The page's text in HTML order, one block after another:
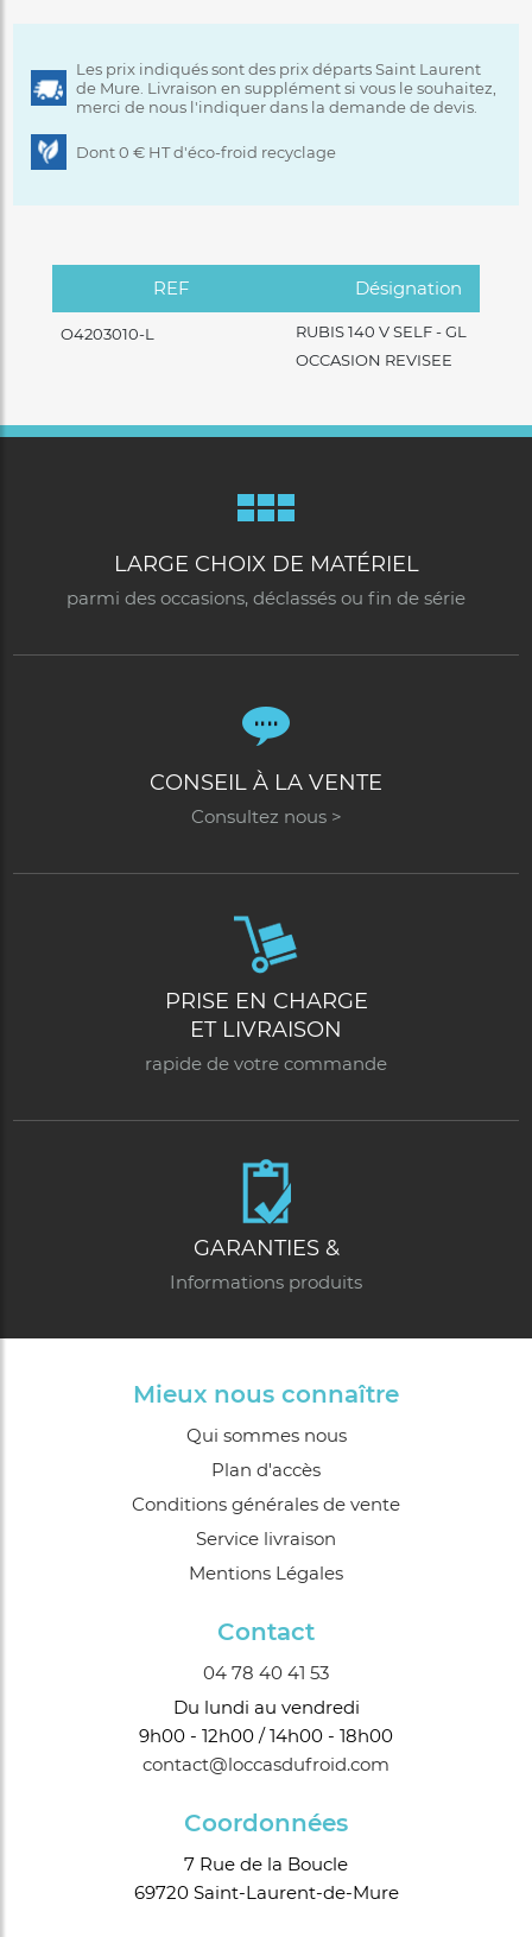
Les prix indiqués sont des prix départs Saint Laurent
de Mure. Livraison en supplément si vous le souhaitez,
merci de nous l'indiquer dans la demande de devis.
Dont 0 € HT d'éco-froid recyclage
REF Désignation
O4203010-L
RUBIS 140 V SELF - GL
OCCASION REVISEE
LARGE CHOIX DE MATÉRIEL
parmi des occasions, déclassés ou fin de série
CONSEIL À LA VENTE
Consultez nous >
PRISE EN CHARGE
ET LIVRAISON
rapide de votre commande
GARANTIES &
Informations produits
Mieux nous connaître
Qui sommes nous
Plan d'accès
Conditions générales de vente
Service livraison
Mentions Légales
Contact
04 78 40 41 53
Du lundi au vendredi
9h00 - 12h00 / 14h00 - 18h00
contact@loccasdufroid.com
Coordonnées
7 Rue de la Boucle
69720 Saint-Laurent-de-Mure